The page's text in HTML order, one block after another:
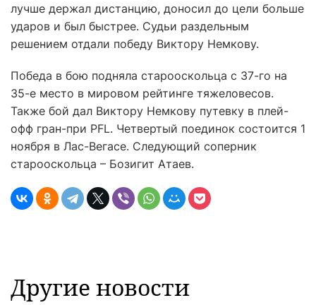
лучше держал дистанцию, доносил до цели больше
ударов и был быстрее. Судьи раздельным
решением отдали победу Виктору Немкову.
Победа в бою подняла старооскольца с 37-го на
35-е место в мировом рейтинге тяжеловесов.
Также бой дал Виктору Немкову путевку в плей-
офф гран-при PFL. Четвертый поединок состоится 1
ноября в Лас-Вегасе. Следующий соперник
старооскольца – Бозигит Атаев.
Другие новости